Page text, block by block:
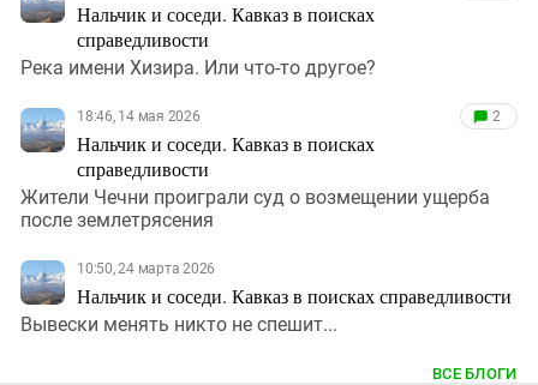
Нальчик и соседи. Кавказ в поисках
справедливости
Река имени Хизира. Или что-то другое?
18:46, 14 мая 2026
Нальчик и соседи. Кавказ в поисках
справедливости
2
Жители Чечни проиграли суд о возмещении ущерба
после землетрясения
10:50, 24 марта 2026
Нальчик и соседи. Кавказ в поисках справедливости
Вывески менять никто не спешит...
ВСЕ БЛОГИ